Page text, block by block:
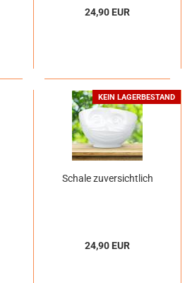
24,90 EUR
KEIN LAGERBESTAND
Schale zuversichtlich
24,90 EUR